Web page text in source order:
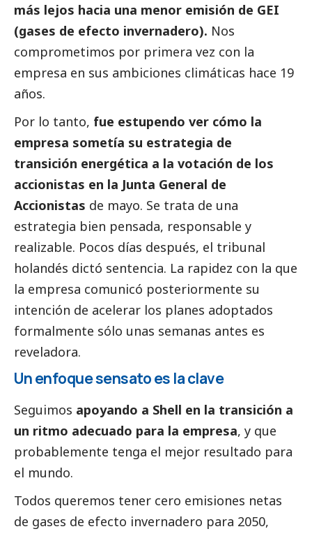
más lejos hacia una menor emisión de GEI
(gases de efecto invernadero). Nos
comprometimos por primera vez con la
empresa en sus ambiciones climáticas hace 19
años.
Por lo tanto, fue estupendo ver cómo la
empresa sometía su estrategia de
transición energética a la votación de los
accionistas en la Junta General de
Accionistas de mayo. Se trata de una
estrategia bien pensada, responsable y
realizable. Pocos días después, el tribunal
holandés dictó sentencia. La rapidez con la que
la empresa comunicó posteriormente su
intención de acelerar los planes adoptados
formalmente sólo unas semanas antes es
reveladora.
Un enfoque sensato es la clave
Seguimos apoyando a Shell en la transición a
un ritmo adecuado para la empresa, y que
probablemente tenga el mejor resultado para
el mundo.
Todos queremos tener cero emisiones netas
de gases de efecto invernadero para 2050,